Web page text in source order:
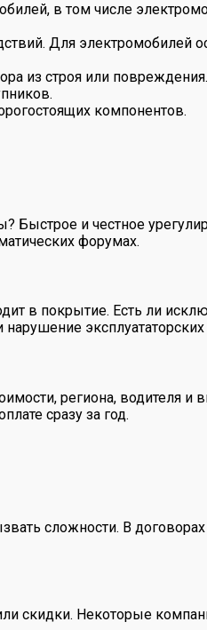
в том числе
Для электромобилей
из строя или повреждения.
компонентов.
и честное
форумах.
в покрытие. Есть ли
эксплуататорских
региона, водителя и
сразу за год.
сложности. В
скидки. Некоторые